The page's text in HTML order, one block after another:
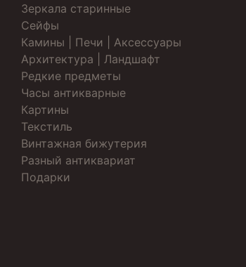
Зеркала старинные
Cейфы
Камины | Печи | Аксессуары
Архитектура | Ландшафт
Редкие предметы
Часы антикварные
Картины
Текстиль
Винтажная бижутерия
Разный антиквариат
Подарки